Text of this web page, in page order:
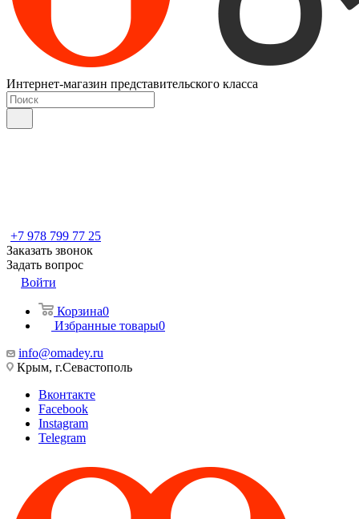
Интернет-магазин представительского класса
+7 978 799 77 25
Заказать звонок
Задать вопрос
Войти
Корзина0
Избранные товары0
info@omadey.ru
Крым, г.Севастополь
Вконтакте
Facebook
Instagram
Telegram